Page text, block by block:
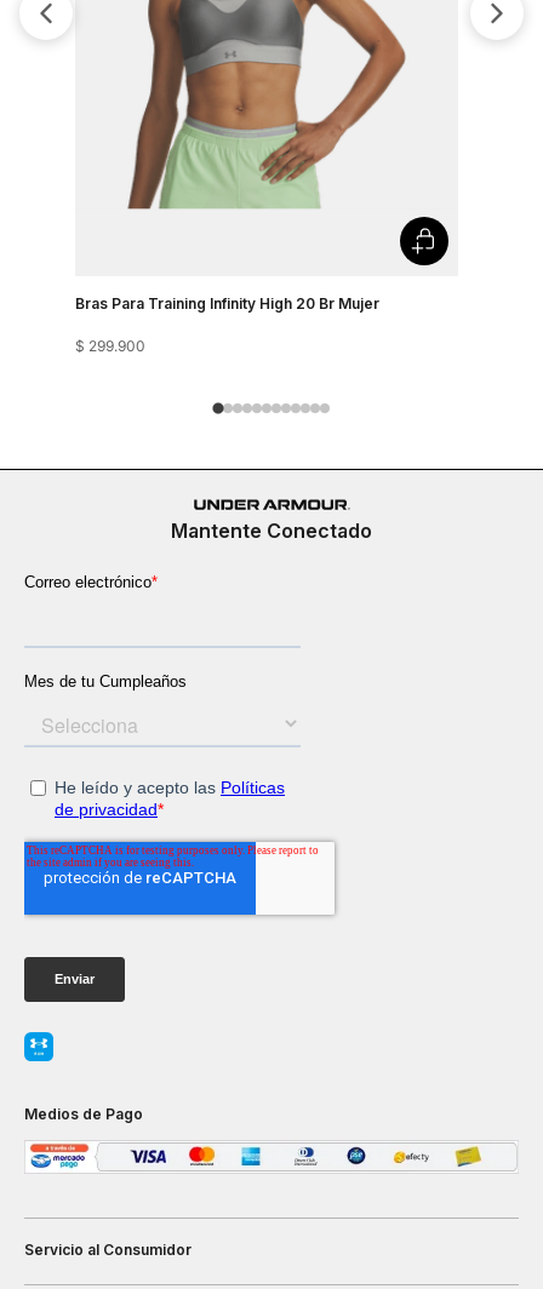
Bras Para Training Infinity High 20 Br Mujer
$ 299.900
Mantente Conectado
Medios de Pago
Servicio al Consumidor